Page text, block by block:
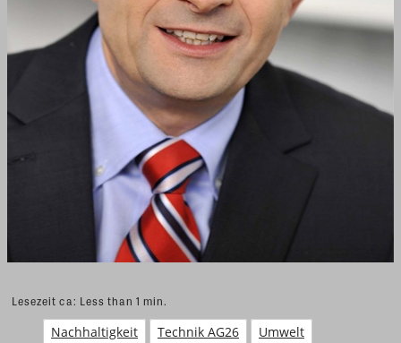
Lesezeit ca: Less than 1 min.
Nachhaltigkeit Technik AG26 Umwelt